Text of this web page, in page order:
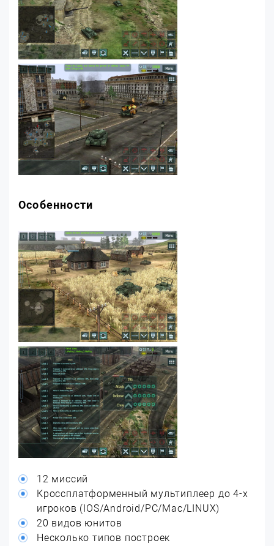
Особенности
12 миссий
Кроссплатформенный мультиплеер до 4-х
игроков (IOS/Android/PC/Mac/LINUX)
20 видов юнитов
Несколько типов построек